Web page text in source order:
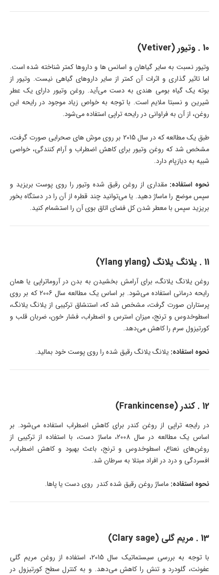
10 . وتیور (Vetiver)
وتیور نسبت به سایر گیاهان و اسانس ها و داروها کمتر شناخته شده است.
اما تاثیر گذاری و اثرات آن کمتر از سایر داروهای گیاهی نیست. وتیور از
بوته یک گیاه بومی هندی به دست می‌آید. روغن وتیور دارای یک عطر
شیرین و نسبتا ملایم است. با توجه به خواص زیاد موجود در رایحه این
روغن، از آن به فراوانی در رایحه تراپی استفاده می‌شود.
طبق یک مطالعه که در سال 2015 بر روی موش های صحرایی صورت گرفت،
مشخص شد که روغن وتیور برای کاهش اضطراب و آرام کنندگی، خواصی
شبیه به دیازپام دارد.
نحوه استفاده: مقداری از روغن رقیق شده وتیور را روی پوست بریزید و
سپس موضع را ماساژ دهید. یا می‌توانید چند قطره از آن را در دستگاه بخور
بریزید سپس با معطر شدن کل فضای اتاق بوی آن را استشمام کنید.
11 . یلانگ یلانگ (Ylang ylang)
روغن یلانگ یلانگ، برای آرامش بخشیدن به بدن در آروماتراپی یا همان
رایحه درمانی استفاده می‌شود. بر اساس یک مطالعه سال 2006 که بر روی
پرستاران صورت گرفت، مشخص شد که، استنشاق ترکیبی از یلانگ یلانگ،
اسطوخدوس و ترنج، میزان استرس و اضطراب، فشار خون، ضربان قلب و
کورتیزول سرم را کاهش می‌دهد.
نحوه استفاده: یلانگ یلانگ رقیق شده را روی پوست خود بمالید.
12 . کندر (Frankincense)
در رایجه تراپی از روغن کندر برای کاهش اضطراب استفاده می‌شود. بر
اساس یک مطالعه در سال 2008، ماساژ دست، با استفاده از ترکیبی از
روغن‌های نعناع، ​​اسطوخدوس و ترنج، باعث بهبود و کاهش اضطراب،
افسردگی و درد در افراد مبتلا به سرطان شد.
نحوه استفاده: ماساژ روغن رقیق شده کندر روی دست يا پاها.
13 . مریم گلی (Clary sage)
با توجه به بررسی سیستماتیک سال 2015، استفاده از روغن مریم گلی
عفونت، گلودرد و تنش را کاهش می‌دهد. و به کنترل سطح کورتیزول در